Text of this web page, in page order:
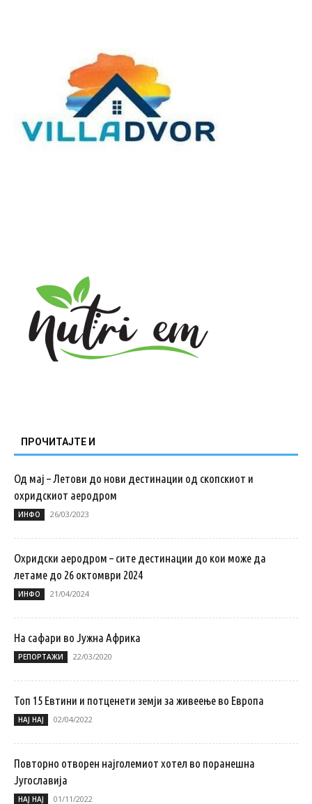
ПРОЧИТАЈТЕ И
Од мај – Летови до нови дестинации од скопскиот и
охридскиот аеродром
ИНФО 26/03/2023
Охридски аеродром – сите дестинации до кои може да
летаме до 26 октомври 2024
ИНФО 21/04/2024
На сафари во Јужна Африка
РЕПОРТАЖИ 22/03/2020
Топ 15 Eвтини и потценети земји за живеење во Европа
НАЈ НАЈ 02/04/2022
Повторно отворен најголемиот хотел во поранешна
Југославија
НАЈ НАЈ 01/11/2022